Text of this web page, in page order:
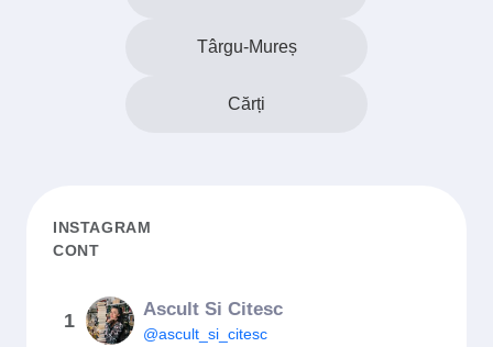
Târgu-Mureș
Cărți
INSTAGRAM
CONT
1
Ascult Si Citesc
@ascult_si_citesc